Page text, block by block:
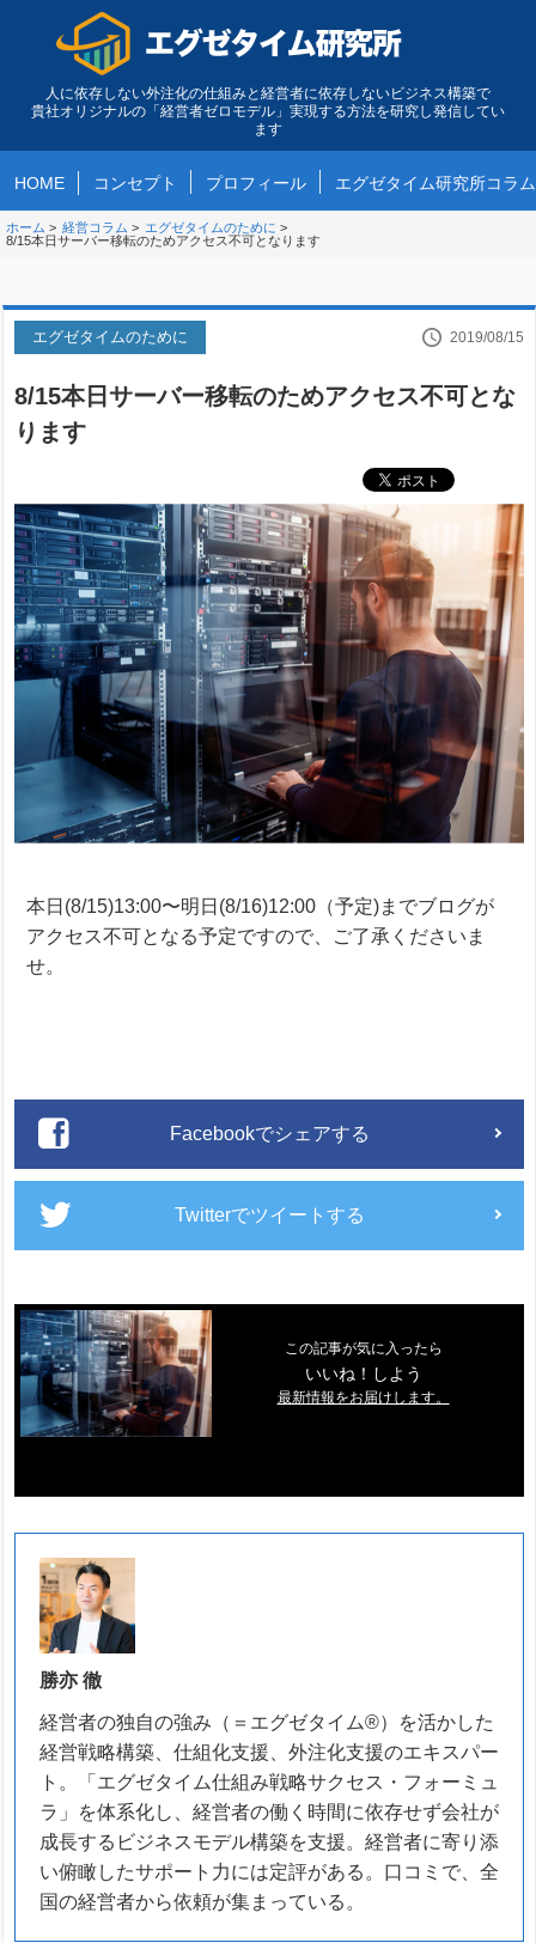
人に依存しない外注化の仕組みと経営者に依存しないビジネス構築で
貴社オリジナルの「経営者ゼロモデル」実現する方法を研究し発信してい
ます
HOME コンセプト プロフィール エグゼタイム研究所コラム
ホーム > 経営コラム > エグゼタイムのために >
8/15本日サーバー移転のためアクセス不可となります
エグゼタイムのために 2019/08/15
8/15本日サーバー移転のためアクセス不可とな
ります
本日(8/15)13:00〜明日(8/16)12:00（予定)までブログが
アクセス不可となる予定ですので、ご了承くださいま
せ。
Facebookでシェアする
Twitterでツイートする
この記事が気に入ったら
いいね！しよう
最新情報をお届けします。
勝亦 徹
経営者の独自の強み（＝エグゼタイム®）を活かした
経営戦略構築、仕組化支援、外注化支援のエキスパー
ト。「エグゼタイム仕組み戦略サクセス・フォーミュ
ラ」を体系化し、経営者の働く時間に依存せず会社が
成長するビジネスモデル構築を支援。経営者に寄り添
い俯瞰したサポート力には定評がある。口コミで、全
国の経営者から依頼が集まっている。